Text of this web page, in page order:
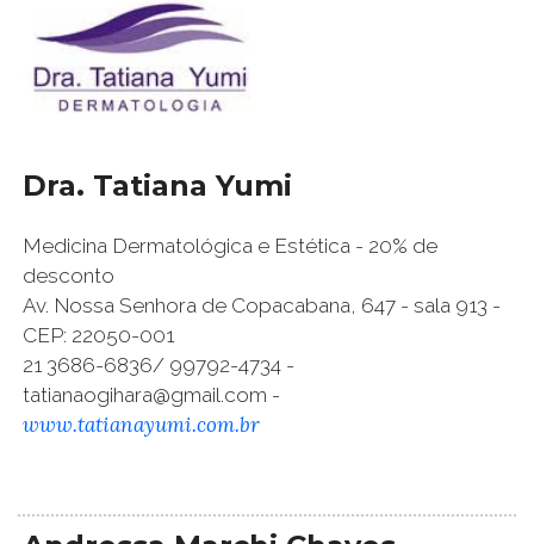
Dra. Tatiana Yumi
Medicina Dermatológica e Estética - 20% de
desconto
Av. Nossa Senhora de Copacabana, 647 - sala 913 -
CEP: 22050-001
21 3686-6836/ 99792-4734 -
tatianaogihara@gmail.com -
www.tatianayumi.com.br